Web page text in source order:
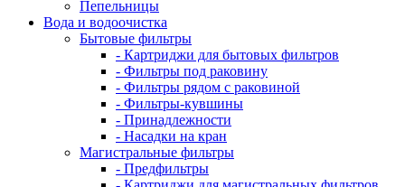
Пепельницы
Вода и водоочистка
Бытовые фильтры
- Картриджи для бытовых фильтров
- Фильтры под раковину
- Фильтры рядом с раковиной
- Фильтры-кувшины
- Принадлежности
- Насадки на кран
Магистральные фильтры
- Предфильтры